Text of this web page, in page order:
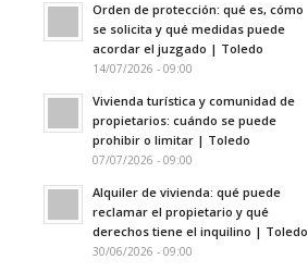
Orden de protección: qué es, cómo
se solicita y qué medidas puede
acordar el juzgado | Toledo
14/07/2026 - 09:00
Vivienda turística y comunidad de
propietarios: cuándo se puede
prohibir o limitar | Toledo
07/07/2026 - 09:00
Alquiler de vivienda: qué puede
reclamar el propietario y qué
derechos tiene el inquilino | Toledo
30/06/2026 - 09:00